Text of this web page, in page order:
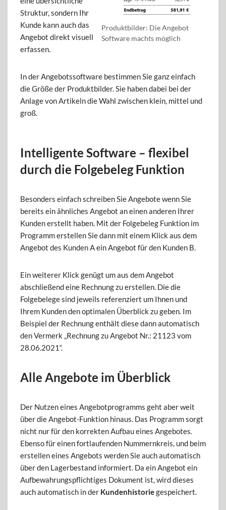
Produktbilder: Die Angebot
Software machts möglich
Struktur, sondern Ihr
Kunde kann auch das
Angebot direkt visuell
erfassen.
In der Angebotssoftware bestimmen Sie ganz einfach
die Größe der Produktbilder. Sie haben dabei bei der
Anlage von Artikeln die Wahl zwischen klein, mittel und
groß.
Intelligente Software – flexibel
durch die Folgebeleg Funktion
Besonders einfach schreiben Sie Angebote wenn Sie
bereits ein ähnliches Angebot an einen anderen Ihrer
Kunden erstellt haben. Mit der Folgebeleg Funktion im
Programm erstellen Sie dann mit einem Klick aus dem
Angebot des Kunden A ein Angebot für den Kunden B.
Ein weiterer Klick genügt um aus dem Angebot
abschließend eine Rechnung zu erstellen. Die die
Folgebelege sind jeweils referenziert um Ihnen und
Ihrem Kunden den optimalen Überblick zu geben. Im
Beispiel der Rechnung enthält diese dann automatisch
den Vermerk „Rechnung zu Angebot Nr.: 21123 vom
28.06.2021“.
Alle Angebote im Überblick
Der Nutzen eines Angebotprogramms geht aber weit
über die Angebot-Funktion hinaus. Das Programm sorgt
nicht nur für den korrekten Aufbau eines Angebotes.
Ebenso für einen fortlaufenden Nummernkreis, und beim
erstellen eines Angebots werden Sie auch automatisch
über den Lagerbestand informiert. Da ein Angebot ein
Aufbewahrungspflichtiges Dokument ist, wird dieses
auch automatisch in der Kundenhistoriegespeichert.